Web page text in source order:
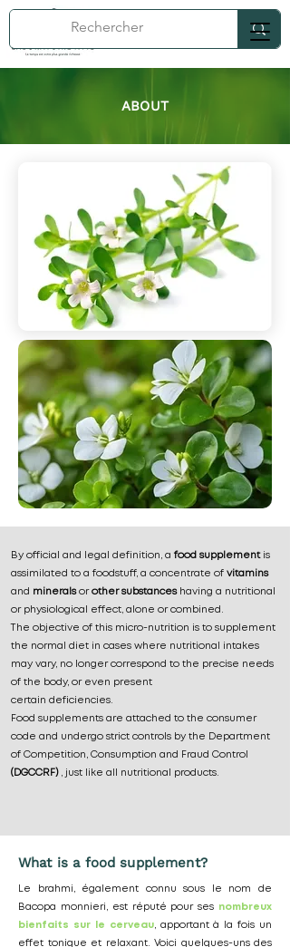
ABOUT
By official and legal definition, a food supplementis
assimilated to a foodstuff, a concentrate of vitamins
and mineralsor other substanceshaving a nutritional
or physiological effect, alone or combined.
The objective of this micro-nutrition is to supplement
the normal diet in cases where nutritional intakes
may vary, no longer correspond to the precise needs
of the body, or even present
certain deficiencies.
Food supplements are attached to the consumer
code and undergo strict controls by the Department
of Competition, Consumption and Fraud Control
(DGCCRF), just like all nutritional products.
What is a food supplement?
Le brahmi, également connu sous le nom de
Bacopa monnieri, est réputé pour ses nombreux
bienfaits sur le cerveau, apportant à la fois un
effet tonique et relaxant. Voici quelques-uns des